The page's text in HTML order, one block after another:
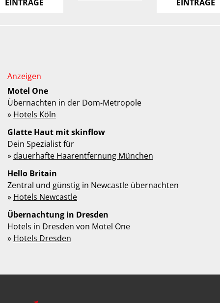
EINTRÄGE
EINTRÄGE
Motel One
Übernachten in der Dom-Metropole
» Hotels Köln
Glatte Haut mit skinflow
Dein Spezialist für
» dauerhafte Haarentfernung München
Hello Britain
Zentral und günstig in Newcastle übernachten
» Hotels Newcastle
Übernachtung in Dresden
Hotels in Dresden von Motel One
» Hotels Dresden